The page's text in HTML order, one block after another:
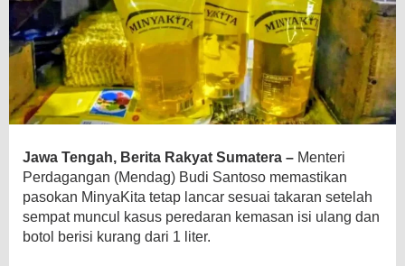
Jawa Tengah, Berita Rakyat Sumatera – Menteri
Perdagangan (Mendag) Budi Santoso memastikan
pasokan MinyaKita tetap lancar sesuai takaran setelah
sempat muncul kasus peredaran kemasan isi ulang dan
botol berisi kurang dari 1 liter.